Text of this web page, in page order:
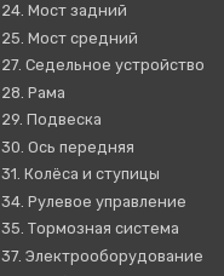
24. Мост задний
25. Мост средний
27. Седельное устройство
28. Рама
29. Подвеска
30. Ось передняя
31. Колёса и ступицы
34. Рулевое управление
35. Тормозная система
37. Электрооборудование